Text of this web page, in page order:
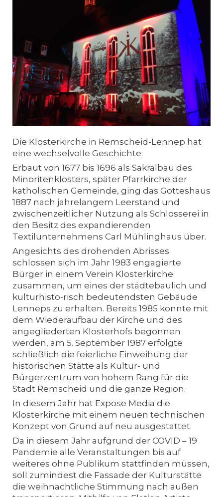
Die Klosterkirche in Remscheid-Lennep hat
eine wechselvolle Geschichte:
Erbaut von 1677 bis 1696 als Sakralbau des
Minoritenklosters, später Pfarrkirche der
katholischen Gemeinde, ging das Gotteshaus
1887 nach jahrelangem Leerstand und
zwischenzeitlicher Nutzung als Schlosserei in
den Besitz des expandierenden
Textilunternehmens Carl Mühlinghaus über.
Angesichts des drohenden Abrisses
schlossen sich im Jahr 1983 engagierte
Bürger in einem Verein Klosterkirche
zusammen, um eines der städtebaulich und
kulturhisto-risch bedeutendsten Gebäude
Lenneps zu erhalten. Bereits 1985 konnte mit
dem Wiederaufbau der Kirche und des
angegliederten Klosterhofs begonnen
werden, am 5. September 1987 erfolgte
schließlich die feierliche Einweihung der
historischen Stätte als Kultur- und
Bürgerzentrum von hohem Rang für die
Stadt Remscheid und die ganze Region.
In diesem Jahr hat Expose Media die
Klosterkirche mit einem neuen technischen
Konzept von Grund auf neu ausgestattet.
Da in diesem Jahr aufgrund der COVID – 19
Pandemie alle Veranstaltungen bis auf
weiteres ohne Publikum stattfinden müssen,
soll zumindest die Fassade der Kulturstätte
die weihnachtliche Stimmung nach außen